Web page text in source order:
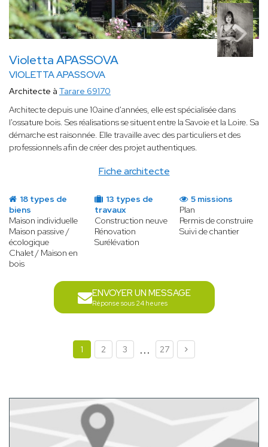
Violetta APASSOVA
VIOLETTA APASSOVA
Fiche architecte
Architecte à Tarare 69170
Architecte depuis une 10aine d'années, elle est spécialisée dans
l'ossature bois. Ses réalisations se situent entre la Savoie et la Loire. Sa
démarche est raisonnée. Elle travaille avec des particuliers et des
professionnels afin de créer des projet authentiques.
18 types de
biens
Maison individuelle
Maison passive /
écologique
Chalet / Maison en
bois
13 types de
travaux
Construction neuve
Rénovation
Surélévation
5 missions
Plan
Permis de construire
Suivi de chantier
ENVOYER UN MESSAGE
Réponse sous 24 heures
1 2 3 ... 27